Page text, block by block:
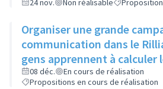
24 nov. Non réalisable
Organiser une grande
communication dans le
gens apprennent à calculer
vivre »
08 déc.
En cours de réalisation
Propositions en cours de réalisation